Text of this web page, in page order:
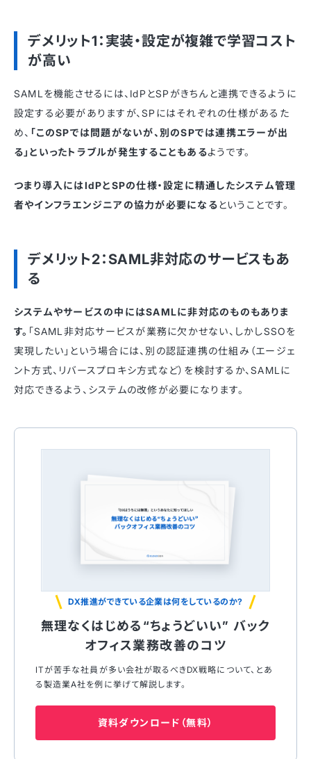
デメリット1：実装・設定が複雑で学習コスト
が高い
SAMLを機能させるには、IdPとSPがきちんと連携できるように
設定する必要がありますが、SPにはそれぞれの仕様があるた
め、 「このSPでは問題がないが、別のSPでは連携エラーが出
る」といったトラブルが発生することもあるようです。
つまり導入にはIdPとSPの仕様・設定に精通したシステム管理
者やインフラエンジニアの協力が必要になるということです。
デメリット2：SAML非対応のサービスもあ
る
システムやサービスの中にはSAMLに非対応のものもありま
す。 「SAML非対応サービスが業務に欠かせない、しかしSSOを
実現したい」という場合には、別の認証連携の仕組み（エージェ
ント方式、リバースプロキシ方式など）を検討するか、SAMLに
対応できるよう、システムの改修が必要になります。
DX推進ができている企業は何をしているのか?
無理なくはじめる“ちょうどいい” バック
オフィス業務改善のコツ
ITが苦⼿な社員が多い会社が取るべきDX戦略について、とあ
る製造業A社を例に挙げて解説します。
資料ダウンロード（無料）